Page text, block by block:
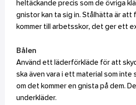
heltäckande precis som de övriga
gnistor kan ta sig in. Stålhätta är att
kommer till arbetsskor, det ger ett
Bålen
Använd ett läderförkläde för att
ska även vara i ett material som inte
om det kommer en gnista på dem.
underkläder.